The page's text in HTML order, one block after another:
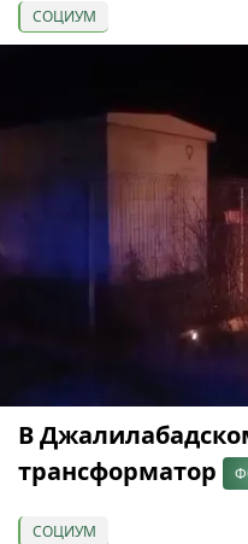
СОЦИУМ
В
трансформатор
СОЦИУМ